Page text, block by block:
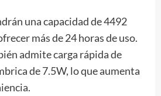
una capacidad de 4492
más de 24 horas de uso.
admite carga rápida de
de 7.5W, lo que aumenta